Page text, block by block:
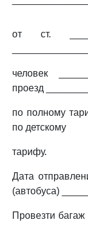
от ст.
человек
проезд
по полному
по детскому
тарифу.
Дата
(автобуса)
Провезти